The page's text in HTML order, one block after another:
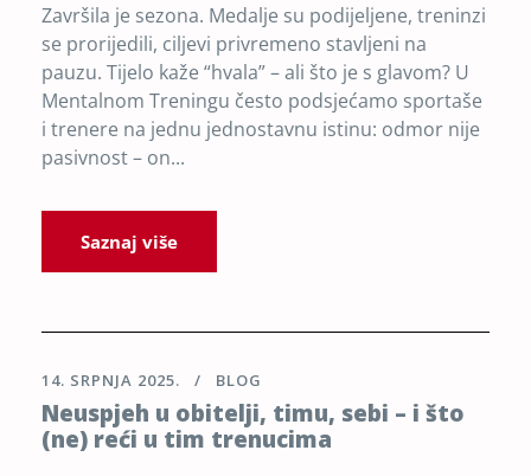
Završila je sezona. Medalje su podijeljene, treninzi
se prorijedili, ciljevi privremeno stavljeni na
pauzu. Tijelo kaže “hvala” – ali što je s glavom? U
Mentalnom Treningu često podsjećamo sportaše
i trenere na jednu jednostavnu istinu: odmor nije
pasivnost – on...
Saznaj više
14. SRPNJA 2025. BLOG
Neuspjeh u obitelji, timu, sebi – i što
(ne) reći u tim trenucima